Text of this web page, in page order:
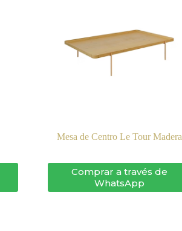
Mesa de Centro Le Tour Madera
Comprar a través de
WhatsApp